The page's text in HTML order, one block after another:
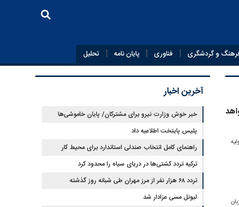
و گردشگری فناوری پایان‌ نامه تحلیل
آخرین اخبار
خبر خوش وزارت نیرو برای مشترکان/ پایان خاموشی‌ها
نزدیک است؟
پلیس پایتخت اطلاعیه داد
راهنمای کامل انتخاب صندلی استاندارد برای محیط کار
ترکیه تردد کشتی‌ها در دریای سیاه را محدود کرد
تردد ۶۸ هزار نفر از مرز مهران طی شبانه روز گذشته
لیونل مسی عزادار شد